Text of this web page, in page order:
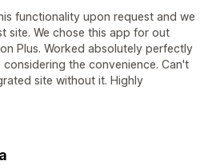
functionality upon request and we
site. We chose this app for out
Plus. Worked absolutely perfectly
the convenience. Can't
site without it. Highly